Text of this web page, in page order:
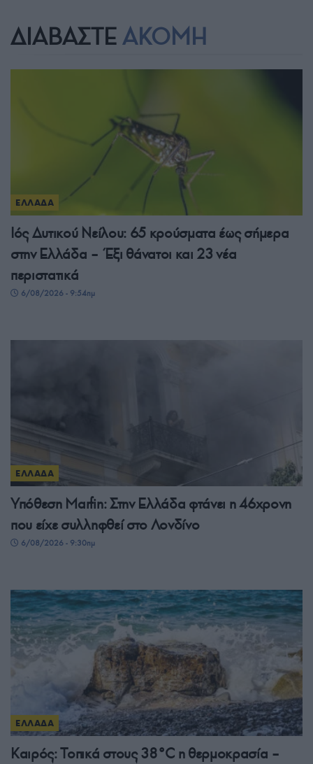
ΔΙΑΒΑΣΤΕ ΑΚΟΜΗ
ΕΛΛΑΔΑ
Ιός Δυτικού Νείλου: 65 κρούσματα έως σήμερα
στην Ελλάδα – Έξι θάνατοι και 23 νέα
περιστατικά
6/08/2026 - 9:54πμ
ΕΛΛΑΔΑ
Υπόθεση Μarfin: Στην Ελλάδα φτάνει η 46χρονη
που είχε συλληφθεί στο Λονδίνο
6/08/2026 - 9:30πμ
ΕΛΛΑΔΑ
Καιρός: Τοπικά στους 38°C η θερμοκρασία –